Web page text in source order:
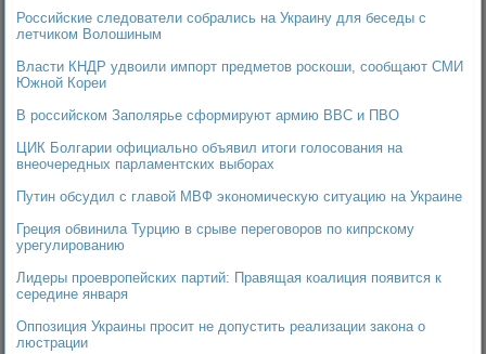
Российские следователи собрались на Украину для беседы с
летчиком Волошиным
Власти КНДР удвоили импорт предметов роскоши, сообщают СМИ
Южной Кореи
В российском Заполярье сформируют армию ВВС и ПВО
ЦИК Болгарии официально объявил итоги голосования на
внеочередных парламентских выборах
Путин обсудил с главой МВФ экономическую ситуацию на Украине
Греция обвинила Турцию в срыве переговоров по кипрскому
урегулированию
Лидеры проевропейских партий: Правящая коалиция появится к
середине января
Оппозиция Украины просит не допустить реализации закона о
люстрации